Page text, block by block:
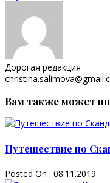
Дорогая редакция
Вам также может
Путешествие по
Posted On : 08.11.2019